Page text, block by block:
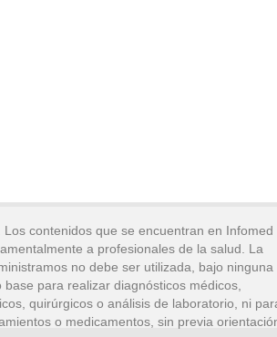
Los contenidos que se encuentran en Infomed
a profesionales de la salud. La
no debe ser utilizada, bajo ninguna
base para realizar diagnósticos médicos,
quirúrgicos o análisis de laboratorio, ni
o medicamentos, sin previa